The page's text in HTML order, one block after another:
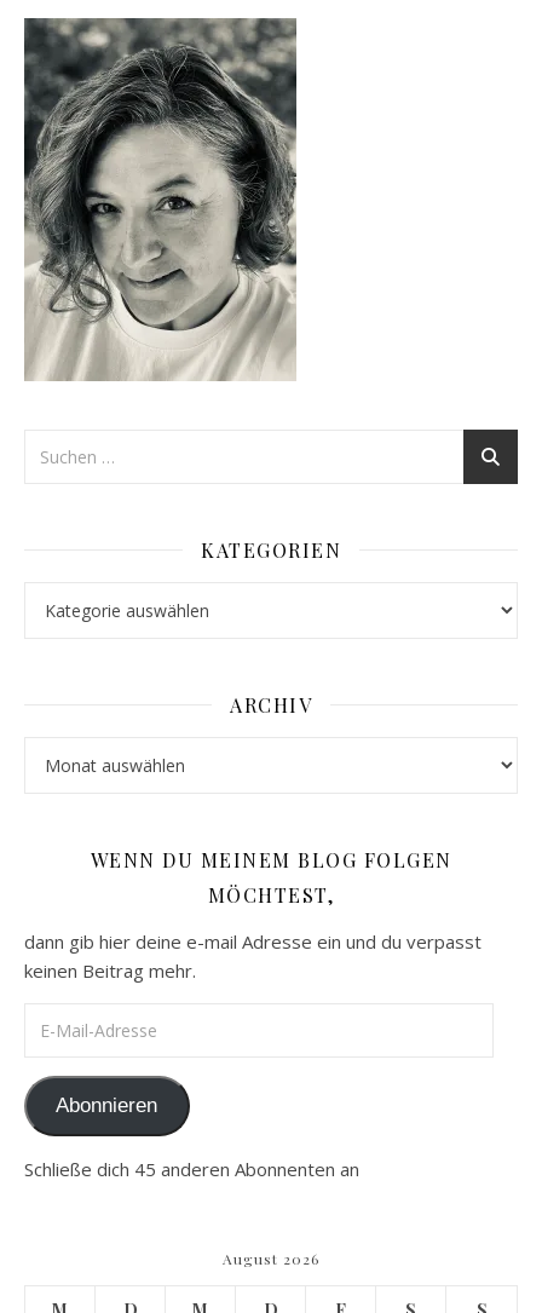
KATEGORIEN
ARCHIV
WENN DU MEINEM BLOG FOLGEN
MÖCHTEST,
dann gib hier deine e-mail Adresse ein und du verpasst
keinen Beitrag mehr.
Abonnieren
Schließe dich 45 anderen Abonnenten an
August 2026